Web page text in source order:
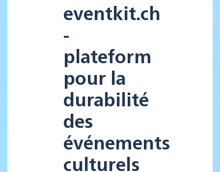
eventkit.ch
-
plateform
pour la
durabilité
des
événements
culturels